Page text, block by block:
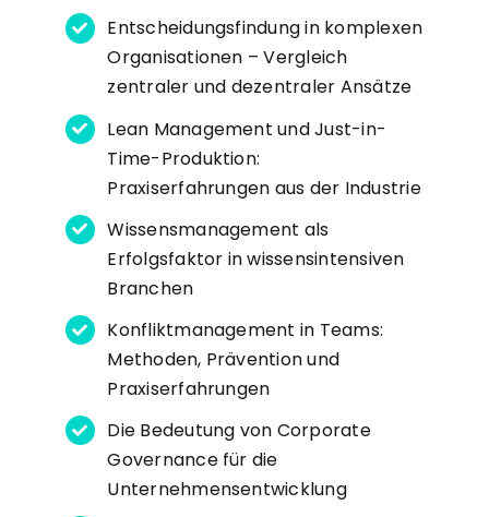
Entscheidungsfindung in komplexen
Organisationen – Vergleich
zentraler und dezentraler Ansätze
Lean Management und Just-in-
Time-Produktion:
Praxiserfahrungen aus der Industrie
Wissensmanagement als
Erfolgsfaktor in wissensintensiven
Branchen
Konfliktmanagement in Teams:
Methoden, Prävention und
Praxiserfahrungen
Die Bedeutung von Corporate
Governance für die
Unternehmensentwicklung